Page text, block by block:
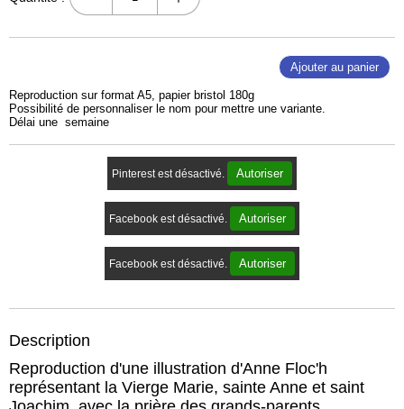
Ajouter au panier
Reproduction sur format A5, papier bristol 180g
Possibilité de personnaliser le nom pour mettre une variante.
Délai une semaine
Pinterest est désactivé. Autoriser
Facebook est désactivé. Autoriser
Facebook est désactivé. Autoriser
Description
Reproduction d'une illustration d'Anne Floc'h
représentant la Vierge Marie, sainte Anne et saint